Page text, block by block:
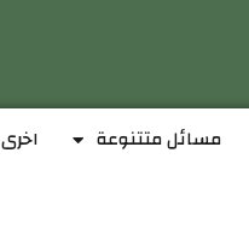
مسائل متتنوعة اخرى